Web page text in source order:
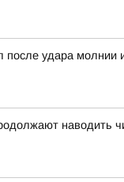
удара молнии
наводить